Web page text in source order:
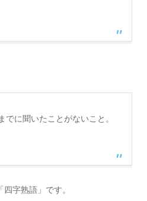
でに聞いたことがないこと。
字熟語」です。